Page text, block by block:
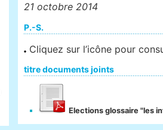
21 octobre 2014
P.-S.
Cliquez sur l’icône pour
titre documents joints
Elections glossaire "les